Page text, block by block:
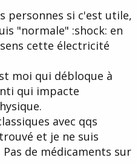
personnes si c'est utile,
"normale" :shock: en
cette électricité
moi qui débloque à
qui impacte
avec qqs
et je ne suis
de médicaments sur